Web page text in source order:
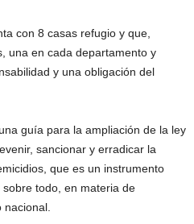
con 8 casas refugio y que,
una en cada departamento y
y una obligación del
guía para la ampliación de la ley
sancionar y erradicar la
que es un instrumento
todo, en materia de